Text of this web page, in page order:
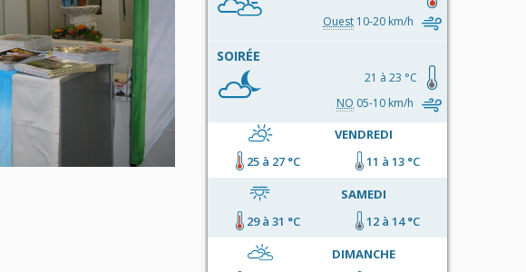
Ouest 10-20 km/h
SOIRÉE
21 à 23 °C
NO 05-10 km/h
VENDREDI
25 à 27 °C
11 à 13 °C
SAMEDI
29 à 31 °C
12 à 14 °C
DIMANCHE